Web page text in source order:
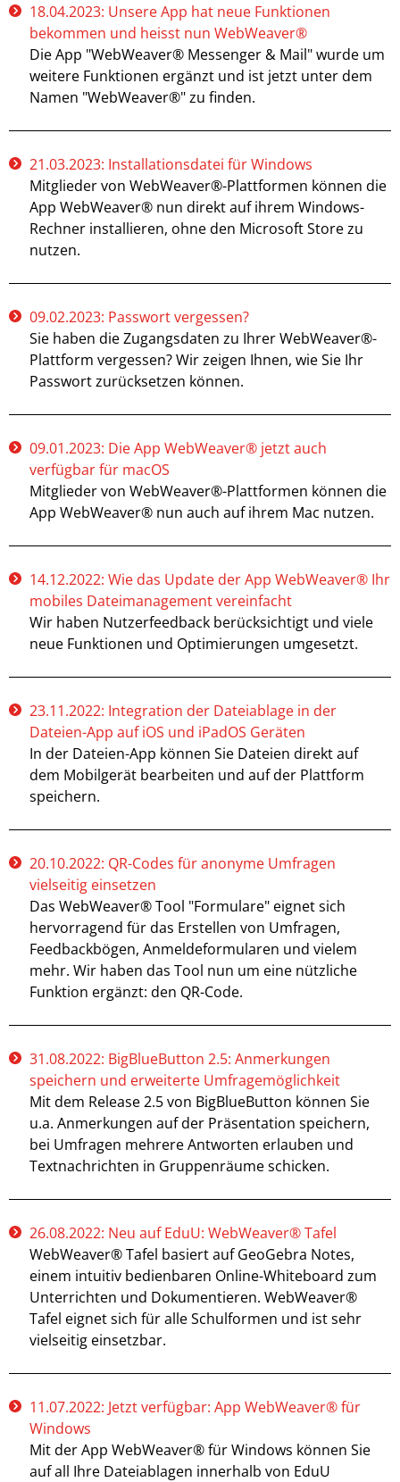
18.04.2023: Unsere App hat neue Funktionen
bekommen und heisst nun WebWeaver®
Die App "WebWeaver® Messenger & Mail" wurde um
weitere Funktionen ergänzt und ist jetzt unter dem
Namen "WebWeaver®" zu finden.
21.03.2023: Installationsdatei für Windows
Mitglieder von WebWeaver®-Plattformen können die
App WebWeaver® nun direkt auf ihrem Windows-
Rechner installieren, ohne den Microsoft Store zu
nutzen.
09.02.2023: Passwort vergessen?
Sie haben die Zugangsdaten zu Ihrer WebWeaver®-
Plattform vergessen? Wir zeigen Ihnen, wie Sie Ihr
Passwort zurücksetzen können.
09.01.2023: Die App WebWeaver® jetzt auch
verfügbar für macOS
Mitglieder von WebWeaver®-Plattformen können die
App WebWeaver® nun auch auf ihrem Mac nutzen.
14.12.2022: Wie das Update der App WebWeaver® Ihr
mobiles Dateimanagement vereinfacht
Wir haben Nutzerfeedback berücksichtigt und viele
neue Funktionen und Optimierungen umgesetzt.
23.11.2022: Integration der Dateiablage in der
Dateien-App auf iOS und iPadOS Geräten
In der Dateien-App können Sie Dateien direkt auf
dem Mobilgerät bearbeiten und auf der Plattform
speichern.
20.10.2022: QR-Codes für anonyme Umfragen
vielseitig einsetzen
Das WebWeaver® Tool "Formulare" eignet sich
hervorragend für das Erstellen von Umfragen,
Feedbackbögen, Anmeldeformularen und vielem
mehr. Wir haben das Tool nun um eine nützliche
Funktion ergänzt: den QR-Code.
31.08.2022: BigBlueButton 2.5: Anmerkungen
speichern und erweiterte Umfragemöglichkeit
Mit dem Release 2.5 von BigBlueButton können Sie
u.a. Anmerkungen auf der Präsentation speichern,
bei Umfragen mehrere Antworten erlauben und
Textnachrichten in Gruppenräume schicken.
26.08.2022: Neu auf EduU: WebWeaver® Tafel
WebWeaver® Tafel basiert auf GeoGebra Notes,
einem intuitiv bedienbaren Online-Whiteboard zum
Unterrichten und Dokumentieren. WebWeaver®
Tafel eignet sich für alle Schulformen und ist sehr
vielseitig einsetzbar.
11.07.2022: Jetzt verfügbar: App WebWeaver® für
Windows
Mit der App WebWeaver® für Windows können Sie
auf all Ihre Dateiablagen innerhalb von EduU